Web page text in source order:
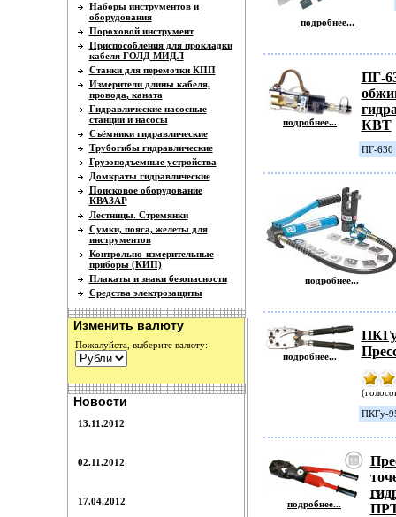
Наборы инструментов и
оборудования
Пороховой инструмент
Приспособления для прокладки
кабеля ГОЛД МИДЛ
Станки для перемотки КПП
Измерители длины кабеля,
провода, каната
Гидравлические насосные
станции и насосы
Съёмники гидравлические
Трубогибы гидравлические
Грузоподъемные устройства
Домкраты гидравлические
Поисковое оборудование
КВАЗАР
Лестницы. Стремянки
Сумки, пояса, желеты для
инструментов
Контрольно-измерительные
приборы (КИП)
Плакаты и знаки безопасности
Средства электрозащиты
Изменить валюту
Пожалуйста, выберите валюту:
Новости
13.11.2012
02.11.2012
17.04.2012
подробнее...
подробнее...
ПГ-
КВТ
ПГ-630
подробнее...
подробнее...
ПКГу-
подробнее...